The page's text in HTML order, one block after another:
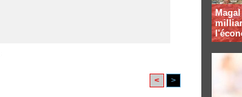
< >